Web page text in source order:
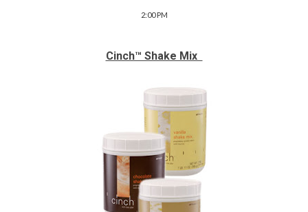
2:00 PM
Cinch™ Shake Mix